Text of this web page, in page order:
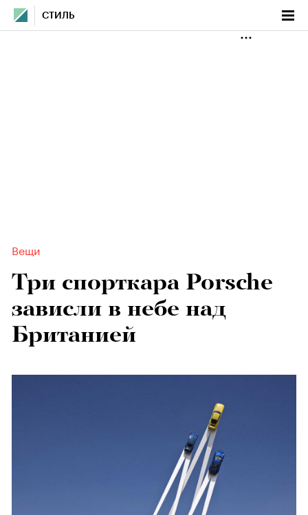
СТИЛЬ
Вещи
Три спорткара Porsche
зависли в небе над
Британией